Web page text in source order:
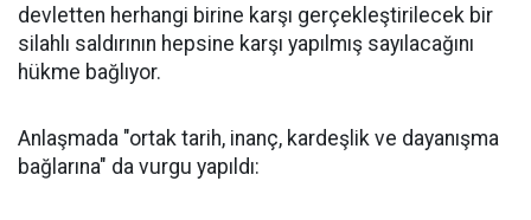
devletten herhangi birine karşı gerçekleştirilecek bir
silahlı saldırının hepsine karşı yapılmış sayılacağını
hükme bağlıyor.
Anlaşmada "ortak tarih, inanç, kardeşlik ve dayanışma
bağlarına" da vurgu yapıldı: